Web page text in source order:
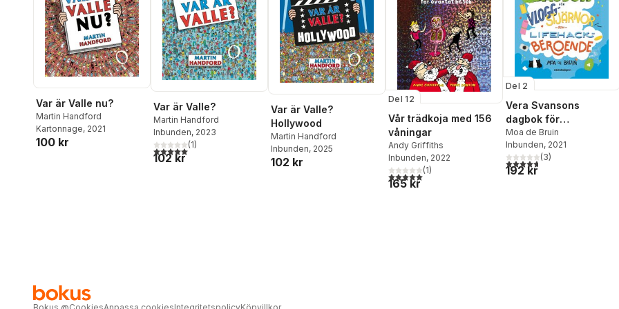
Var är Valle nu?
Martin Handford
Kartonnage, 2021
100 kr
Var är Valle?
Martin Handford
Inbunden, 2023
5,0utav 5 stjärnor. Totalt antal röster:
(1)
102 kr
Var är Valle?
Hollywood
Martin Handford
Inbunden, 2025
102 kr
Del 12
Vår trädkoja med 156
våningar
Andy Griffiths
Inbunden, 2022
5,0utav 5 stjärnor. Totalt antal röster:
(1)
165 kr
Del 2
Vera Svansons
dagbok för
vloggstjärnor och
lifehackberoende
Moa de Bruin
Inbunden, 2021
4,7utav 5 stjärnor. Totalt
(3)
192 kr